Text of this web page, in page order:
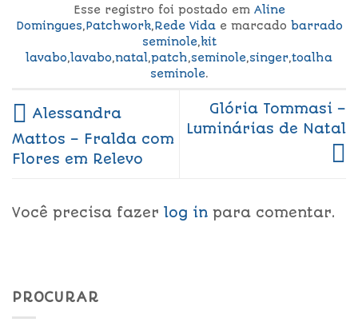
Esse registro foi postado em Aline
Domingues,Patchwork,Rede Vidae marcado barrado
seminole,kit
lavabo,lavabo,natal,patch,seminole,singer,toalha
seminole.
Alessandra
Mattos – Fralda com
Flores em Relevo
Glória Tommasi –
Luminárias de Natal
Você precisa fazer log in para comentar.
PROCURAR